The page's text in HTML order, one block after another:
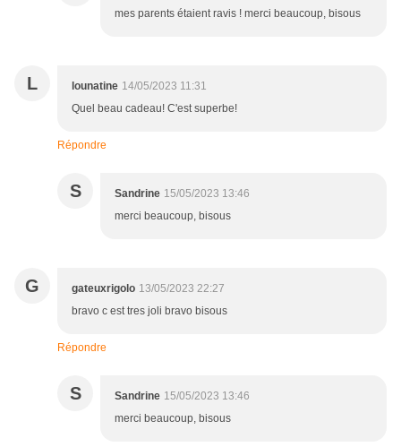
mes parents étaient ravis ! merci beaucoup, bisous
L lounatine 14/05/2023 11:31
Quel beau cadeau! C'est superbe!
Répondre
S Sandrine 15/05/2023 13:46
merci beaucoup, bisous
G gateuxrigolo 13/05/2023 22:27
bravo c est tres joli bravo bisous
Répondre
S Sandrine 15/05/2023 13:46
merci beaucoup, bisous